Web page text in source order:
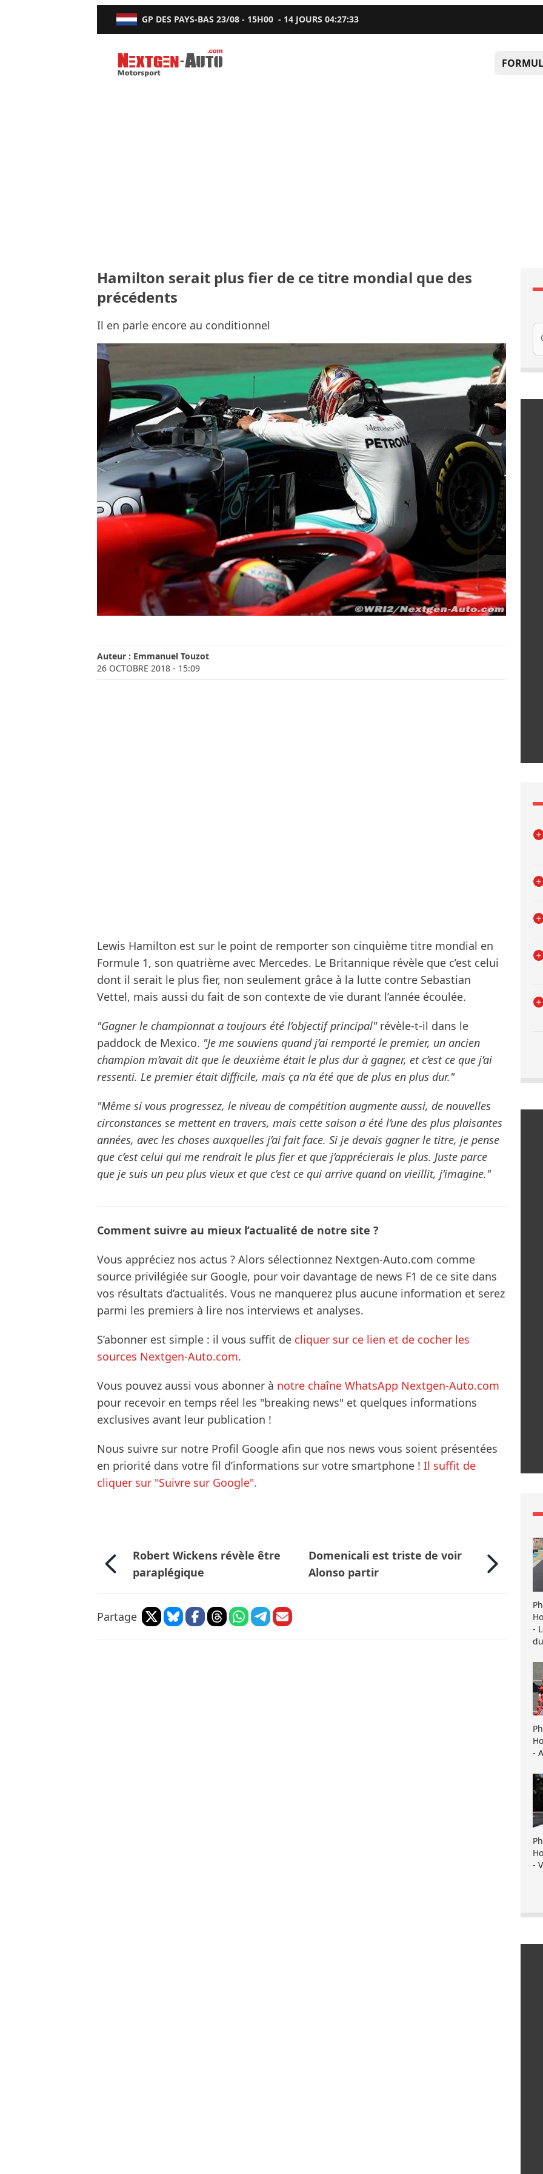
GP DES PAYS-BAS 23/08 - 15H00 - 14 JOURS04:27:32
Nextgen-Auto.com
Hamilton serait plus fier de ce titre mondial que des
précédents
Il en parle encore au conditionnel
Auteur : Emmanuel Touzot
26 OCTOBRE 2018 - 15:09
Lewis Hamilton est sur le point de remporter son cinquième titre mondial en
Formule 1, son quatrième avec Mercedes. Le Britannique révèle que c’est celui
dont il serait le plus fier, non seulement grâce à la lutte contre Sebastian
Vettel, mais aussi du fait de son contexte de vie durant l’année écoulée.
"Gagner le championnat a toujours été l’objectif principal"révèle-t-il dans le
paddock de Mexico. "Je me souviens quand j’ai remporté le premier, un ancien
champion m’avait dit que le deuxième était le plus dur à gagner, et c’est ce que j’ai
ressenti. Le premier était difficile, mais ça n’a été que de plus en plus dur."
"Même si vous progressez, le niveau de compétition augmente aussi, de nouvelles
circonstances se mettent en travers, mais cette saison a été l’une des plus plaisantes
années, avec les choses auxquelles j’ai fait face. Si je devais gagner le titre, je pense
que c’est celui qui me rendrait le plus fier et que j’apprécierais le plus. Juste parce
que je suis un peu plus vieux et que c’est ce qui arrive quand on vieillit, j’imagine."
Comment suivre au mieux l’actualité de notre site ?
Vous appréciez nos actus ? Alors sélectionnez Nextgen-Auto.com comme
source privilégiée sur Google, pour voir davantage de news F1 de ce site dans
vos résultats d’actualités. Vous ne manquerez plus aucune information et serez
parmi les premiers à lire nos interviews et analyses.
S’abonner est simple : il vous suffit de cliquer sur ce lien et de cocher les
sources Nextgen-Auto.com.
Vous pouvez aussi vous abonner à notre chaîne WhatsApp Nextgen-Auto.com
pour recevoir en temps réel les "breaking news" et quelques informations
exclusives avant leur publication !
Nous suivre sur notre Profil Google afin que nos news vous soient présentées
en priorité dans votre fil d’informations sur votre smartphone ! Il suffit de
cliquer sur "Suivre sur Google".
Robert Wickens révèle être
paraplégique
Domenicali est triste de voir
Alonso partir
Partage
-
-
-